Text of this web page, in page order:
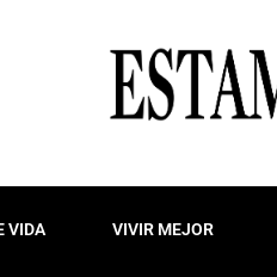
VIDA VIVIR MEJOR